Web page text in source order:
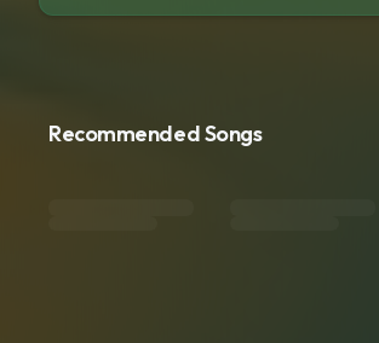
Recommended Songs